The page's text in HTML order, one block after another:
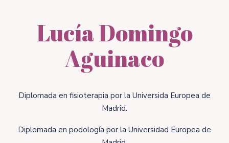
Lucía Domingo
Aguinaco
Diplomada en fisioterapia por la Universida Europea de
Madrid.
Diplomada en podología por la Universidad Europea de